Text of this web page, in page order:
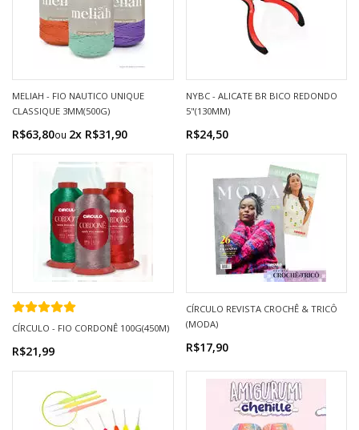
MELIAH - FIO NAUTICO UNIQUE
CLASSIQUE 3MM(500G)
R$63,80 2x R$31,90
NYBC - ALICATE BR BICO REDONDO
5"(130MM)
R$24,50
CÍRCULO - FIO CORDONÊ 100G(450M)
R$21,99
CÍRCULO REVISTA CROCHÊ & TRICÔ
(MODA)
R$17,90